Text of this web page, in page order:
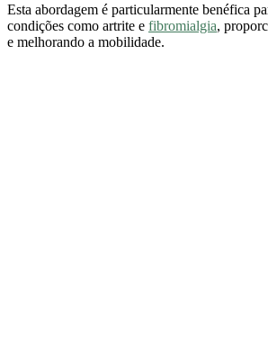
Esta abordagem é particularmente benéfica
condições como artrite e fibromialgia,
e melhorando a mobilidade.